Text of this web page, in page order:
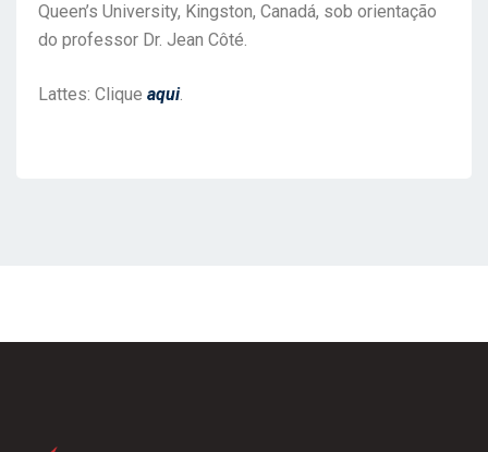
Queen’s University, Kingston, Canadá, sob orientação
do professor Dr. Jean Côté.
Lattes: Clique aqui.